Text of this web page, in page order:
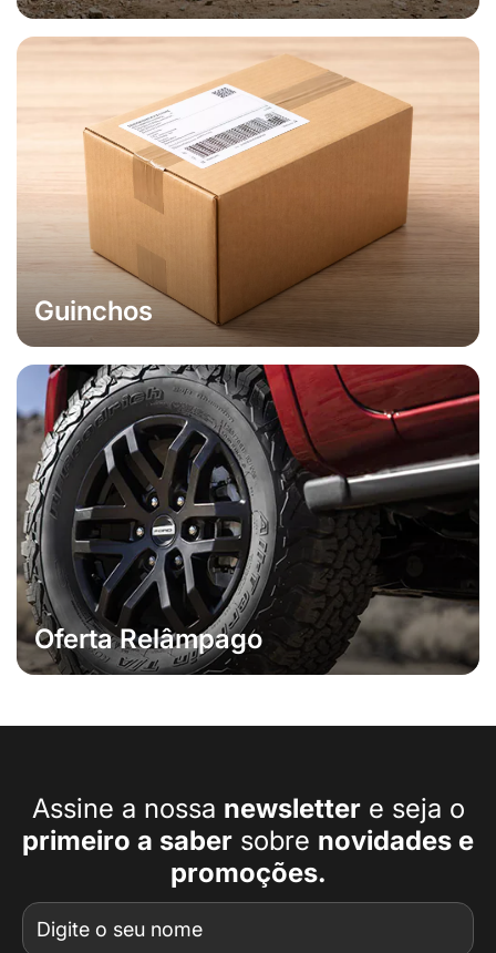
Guinchos
Oferta Relâmpago
Assine a nossa newslettere seja o
primeiro a saber sobre novidades e
promoções.